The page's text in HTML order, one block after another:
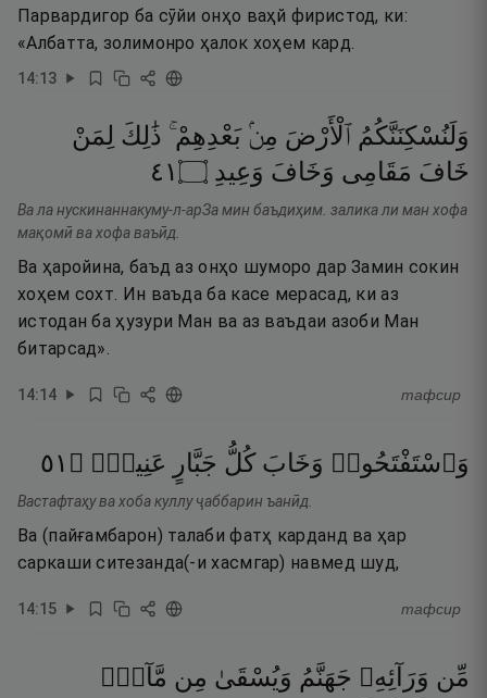
Парвардигор ба сӯйи онҳо ваҳй фиристод, ки:
«Албатта, золимонро ҳалок хоҳем кард.
14:13
وَلَنُسْكِنَنَّكُمُ ٱلْأَرْضَ مِنۢ بَعْدِهِمْ ۚ ذَٰلِكَ لِمَنْ
خَافَ مَقَامِى وَخَافَ وَعِيدِ ۝١٤
Ва ла нускинаннакуму-л-арЗа мин баъдиҳим. залика ли ман хофа
мақомӣ ва хофа ваъӣд.
Ва ҳаройина, баъд аз онҳо шуморо дар Замин сокин
хоҳем сохт. Ин ваъда ба касе мерасад, ки аз
истодан ба ҳузури Ман ва аз ваъдаи азоби Ман
битарсад».
14:14 тафсир
وَٱسْتَفْتَحُوا۟ وَخَابَ كُلُّ جَبَّارٍ عَنِيدٍۢ ۝ ١٥
Вастафтаҳу ва хоба куллу ҷаббарин ъанӣд.
Ва (пайғамбарон) талаби фатҳ карданд ва ҳар
саркаши ситезанда(-и хасмгар) навмед шуд,
14:15 тафсир
مِّن وَرَآئِهِۦ جَهَنَّمُ وَيُسْقَىٰ مِن مَّآءٍۢ